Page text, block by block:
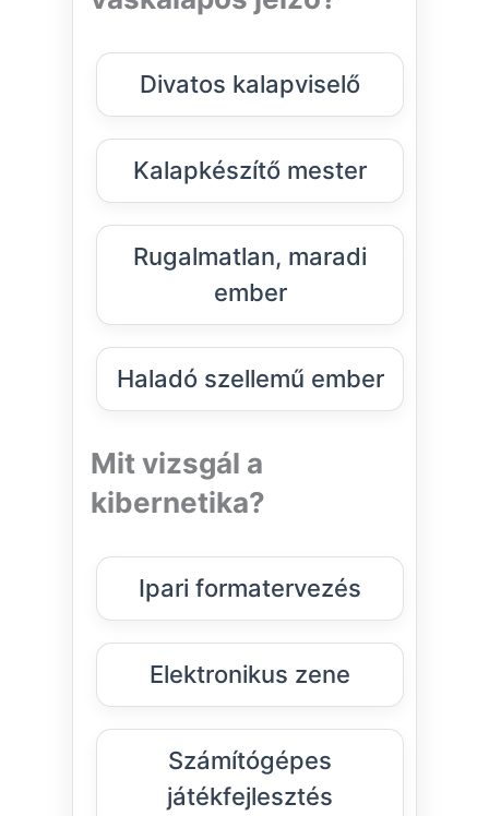
Divatos kalapviselő
Kalapkészítő mester
Rugalmatlan, maradi
ember
Haladó szellemű ember
Mit vizsgál a
kibernetika?
Ipari formatervezés
Elektronikus zene
Számítógépes
játékfejlesztés